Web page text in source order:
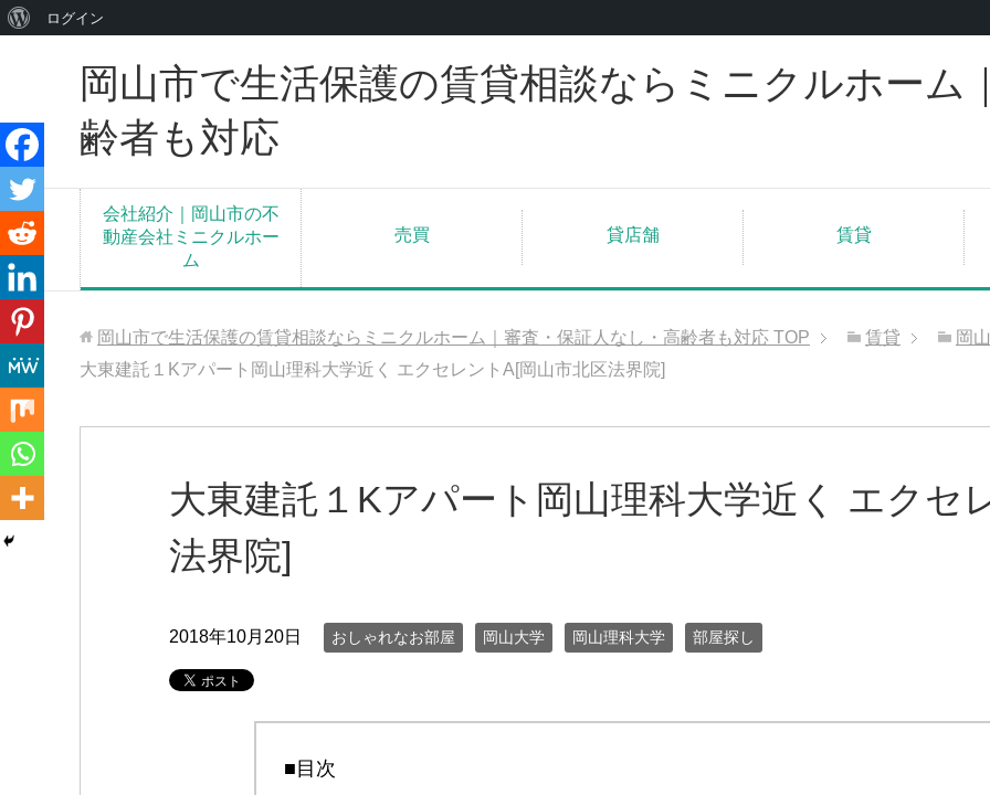
岡山市で生活保護の賃貸相談ならミニクルホーム
齢者も対応
会社紹介｜岡山市の不
動産会社ミニクルホー
ム
売買 貸店舗 賃貸
岡山市で生活保護の賃貸相談ならミニクルホーム｜審査・保証人なし・高齢者も対応 TOP 賃貸
岡
大東建託１Kアパート岡山理科大学近く エクセレントA[岡山市北区法界院]
大東建託１Kアパート岡山理科大学近く エクセ
法界院]
2018年10月20日 おしゃれなお部屋 岡山大学 岡山理科大学 部屋探し
■目次
WordPress
い
て
ログイン